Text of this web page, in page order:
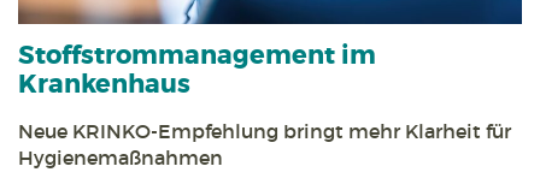
Stoff­strom­management im
Krankenhaus
Neue KRINKO-Empfehlung bringt mehr Klarheit für
Hygienemaßnahmen